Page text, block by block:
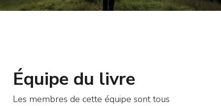
Équipe du livre
Les membres de cette équipe sont tous